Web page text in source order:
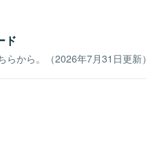
ド
から。（2026年7月31日更新）